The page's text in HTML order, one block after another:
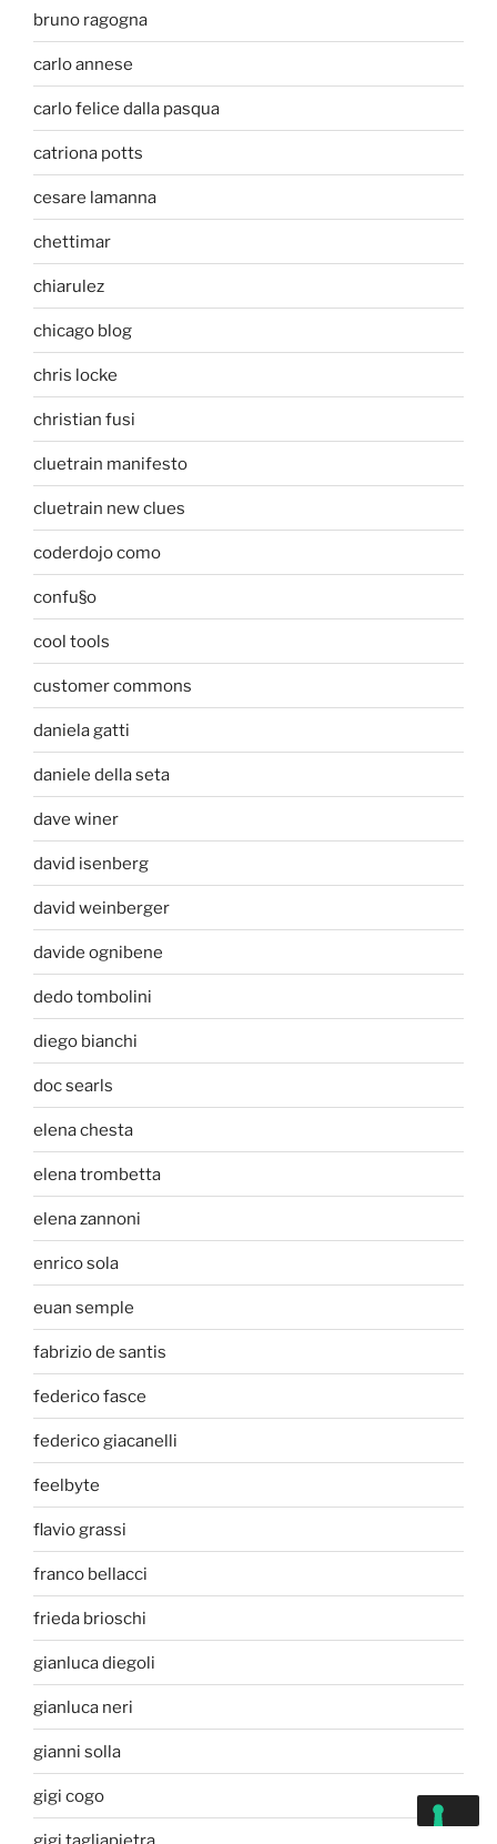
bruno ragogna
carlo annese
carlo felice dalla pasqua
catriona potts
cesare lamanna
chettimar
chiarulez
chicago blog
chris locke
christian fusi
cluetrain manifesto
cluetrain new clues
coderdojo como
confu§o
cool tools
customer commons
daniela gatti
daniele della seta
dave winer
david isenberg
david weinberger
davide ognibene
dedo tombolini
diego bianchi
doc searls
elena chesta
elena trombetta
elena zannoni
enrico sola
euan semple
fabrizio de santis
federico fasce
federico giacanelli
feelbyte
flavio grassi
franco bellacci
frieda brioschi
gianluca diegoli
gianluca neri
gianni solla
gigi cogo